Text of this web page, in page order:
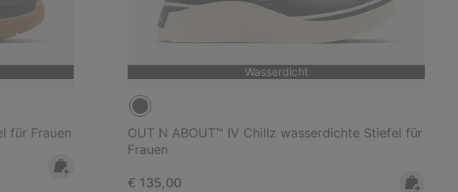
für Frauen
Wasserdicht
OUT N ABOUT™ IV Chillz wasserdichte Stiefel für
Frauen
Regular price:
€ 135,00